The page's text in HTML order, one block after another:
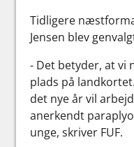
Tidligere
Jensen blev
- Det betyder, at vi
plads på
det nye år vil
anerkendt
unge, skriver FUF.